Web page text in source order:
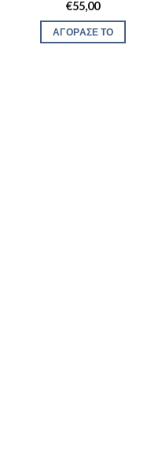
€55,00
ΑΓΟΡΑΣΕ ΤΟ